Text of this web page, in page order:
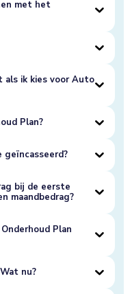
met het
als ik kies voor Auto
Plan?
geïncasseerd?
bij de eerste
maandbedrag?
Plan
nu?